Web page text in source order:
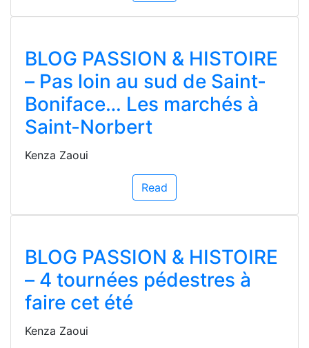
BLOG PASSION & HISTOIRE
– Pas loin au sud de Saint-
Boniface… Les marchés à
Saint-Norbert
Kenza Zaoui
Read
BLOG PASSION & HISTOIRE
– 4 tournées pédestres à
faire cet été
Kenza Zaoui